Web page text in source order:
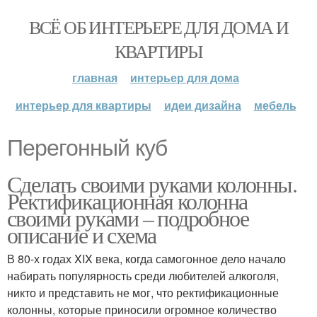
ВСЁ ОБ ИНТЕРЬЕРЕ ДЛЯ ДОМА И
КВАРТИРЫ
главная
интерьер для дома
интерьер для квартиры
идеи дизайна мебель
Перегонный куб
Сделать своими руками колонны.
Ректификационная колонна
своими руками – подробное
описание и схема
В 80-х годах XIX века, когда самогонное дело начало
набирать популярность среди любителей алкоголя,
никто и представить не мог, что ректификационные
колонны, которые приносили огромное количество